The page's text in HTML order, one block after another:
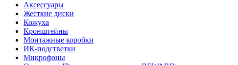
Аксессуары
Жесткие диски
Кожуха
Кронштейны
Монтажные коробки
ИК-подстветки
Микрофоны